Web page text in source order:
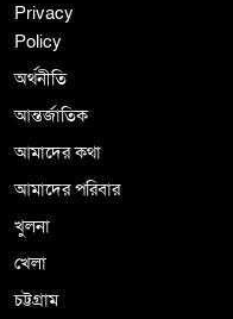
Privacy
Policy
অর্থনীতি
আন্তর্জাতিক
আমাদের কথা
আমাদের পরিবার
খুলনা
খেলা
চট্টগ্রাম